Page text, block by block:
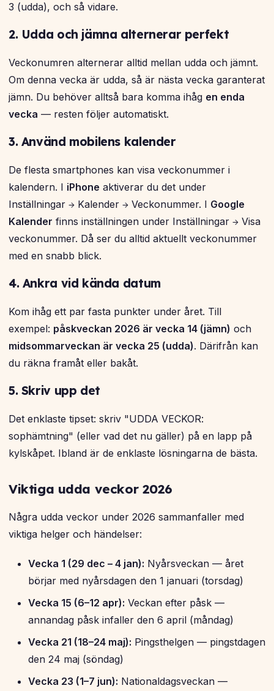
3 (udda), och så vidare.
2. Udda och jämna alternerar perfekt
Veckonumren alternerar alltid mellan udda och jämnt.
Om denna vecka är udda, så är nästa vecka garanterat
jämn. Du behöver alltså bara komma ihåg en enda
vecka — resten följer automatiskt.
3. Använd mobilens kalender
De flesta smartphones kan visa veckonummer i
kalendern. I iPhone aktiverar du det under
Inställningar → Kalender → Veckonummer. I Google
Kalender finns inställningen under Inställningar → Visa
veckonummer. Då ser du alltid aktuellt veckonummer
med en snabb blick.
4. Ankra vid kända datum
Kom ihåg ett par fasta punkter under året. Till
exempel: påskveckan 2026 är vecka 14 (jämn) och
midsommarveckan är vecka 25 (udda). Därifrån kan
du räkna framåt eller bakåt.
5. Skriv upp det
Det enklaste tipset: skriv "UDDA VECKOR:
sophämtning" (eller vad det nu gäller) på en lapp på
kylskåpet. Ibland är de enklaste lösningarna de bästa.
Viktiga udda veckor 2026
Några udda veckor under 2026 sammanfaller med
viktiga helger och händelser:
Vecka 1 (29 dec – 4 jan): Nyårsveckan — året
börjar med nyårsdagen den 1 januari (torsdag)
Vecka 15 (6–12 apr): Veckan efter påsk —
annandag påsk infaller den 6 april (måndag)
Vecka 21 (18–24 maj): Pingsthelgen — pingstdagen
den 24 maj (söndag)
Vecka 23 (1–7 jun): Nationaldagsveckan —